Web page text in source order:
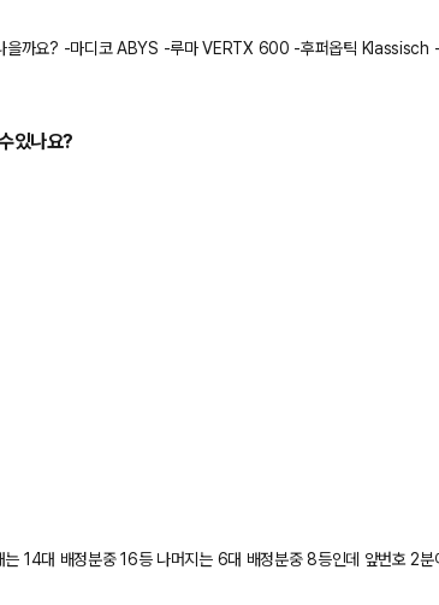
흰색 그랜저에 썬팅 고민입니다. 어떤게 나을까요? -마디코 ABYS -루마 VERTX 600 -후퍼옵틱
있나요?
16등 나머지는 6대 배정분중 8등인데 앞번호 2분이 취소해야 인수 받는다